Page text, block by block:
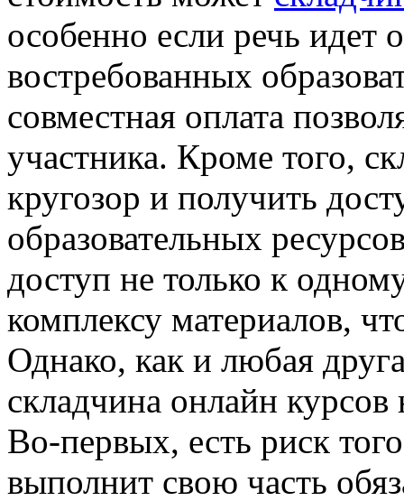
особенно если речь идет
востребованных
совместная оплата
участника. Кроме того,
кругозор и получить
образовательных
доступ не только к
комплексу материалов,
Однако, как и любая
складчина онлайн
Во-первых, есть риск
выполнит свою часть